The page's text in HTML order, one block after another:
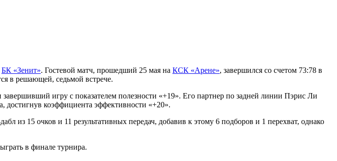
БК «Зенит». Гостевой матч, прошедший 25 мая на КСК «Арене», завершился со счетом 73:78 в
в решающей, седьмой встрече.
игру с показателем полезности «+19». Его партнер по задней линии Пэрис Ли
достигнув коэффициента эффективности «+20».
из 15 очков и 11 результативных передач, добавив к этому 6 подборов и 1 перехват, однако
в финале турнира.